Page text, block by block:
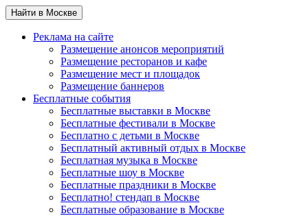
Найти в Москве
Реклама на сайте
Размещение анонсов мероприятий
Размещение ресторанов и кафе
Размещение мест и площадок
Размещение баннеров
Бесплатные события
Бесплатные выставки в Москве
Бесплатные фестивали в Москве
Бесплатно с детьми в Москве
Бесплатный активный отдых в Москве
Бесплатная музыка в Москве
Бесплатные шоу в Москве
Бесплатные праздники в Москве
Бесплатно! стендап в Москве
Бесплатные образование в Москве